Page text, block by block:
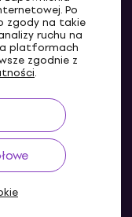
Po
zgody na takie
ruchu na
platformach
zgodnie z
.